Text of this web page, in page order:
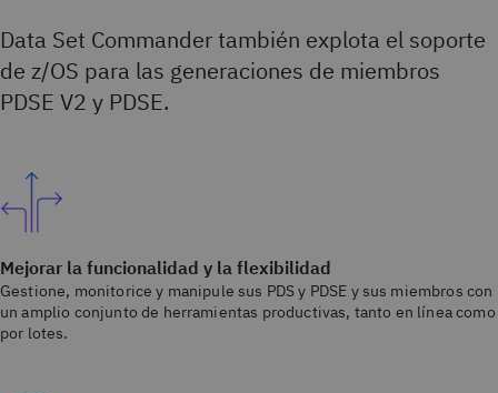
Data Set Commander también explota el soporte
de z/OS para las generaciones de miembros
PDSE V2 y PDSE.
Mejorar la funcionalidad y la flexibilidad
Gestione, monitorice y manipule sus PDS y PDSE y sus miembros con
un amplio conjunto de herramientas productivas, tanto en línea como
por lotes.